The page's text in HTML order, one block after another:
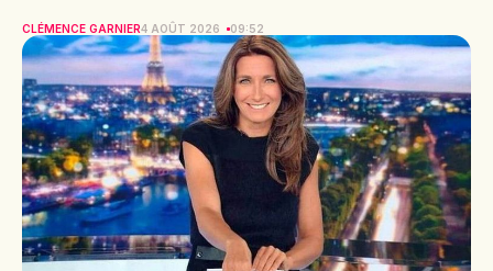
CLÉMENCE GARNIER4 AOÛT 2026 09:52